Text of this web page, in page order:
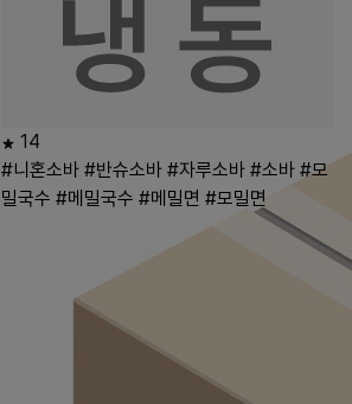
14
#니혼소바 #반슈소바 #자루소바 #소바 #모
밀국수 #메밀국수 #메밀면 #모밀면